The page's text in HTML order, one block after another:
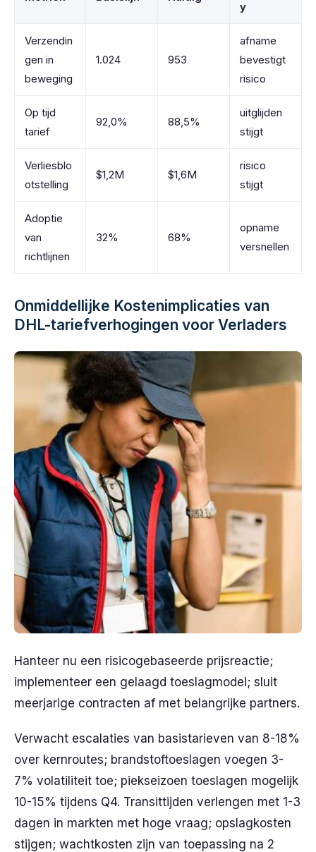
y
Verzendin
gen in
beweging
1.024 953
afname
bevestigt
risico
Op tijd
tarief
92,0% 88,5%
uitglijden
stijgt
Verliesblo
otstelling
$1,2M $1,6M
risico
stijgt
Adoptie
van
richtlijnen
32% 68%
opname
versnellen
Onmiddellijke Kostenimplicaties van
DHL-tariefverhogingen voor Verladers
Hanteer nu een risicogebaseerde prijsreactie;
implementeer een gelaagd toeslagmodel; sluit
meerjarige contracten af met belangrijke partners.
Verwacht escalaties van basistarieven van 8-18%
over kernroutes; brandstoftoeslagen voegen 3-
7% volatiliteit toe; piekseizoen toeslagen mogelijk
10-15% tijdens Q4. Transittijden verlengen met 1-3
dagen in markten met hoge vraag; opslagkosten
stijgen; wachtkosten zijn van toepassing na 2